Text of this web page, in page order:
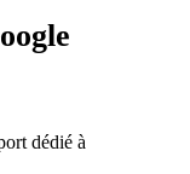
dédié à